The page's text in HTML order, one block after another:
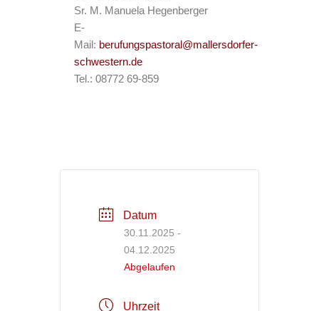
Sr. M. Manuela Hegenberger
E-
Mail: berufungspastoral@mallersdorfer-
schwestern.de
Tel.: 08772 69-859
Datum
30.11.2025 -
04.12.2025
Abgelaufen
Uhrzeit